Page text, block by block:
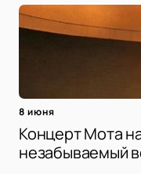
8 июня
Концерт Мота
незабываемый